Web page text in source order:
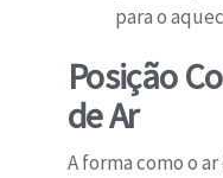
para o
Posição
de Ar
A forma como o